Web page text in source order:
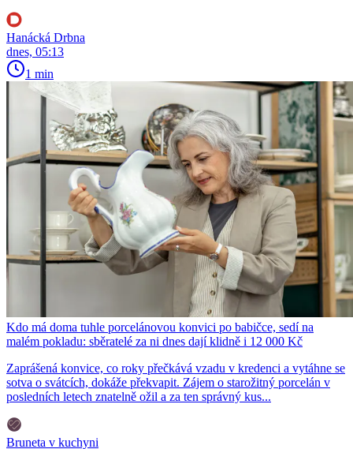
Hanácká Drbna
dnes, 05:13
1 min
Kdo má doma tuhle porcelánovou konvici po babičce, sedí na
malém pokladu: sběratelé za ni dnes dají klidně i 12 000 Kč
Zaprášená konvice, co roky přečkává vzadu v kredenci a vytáhne se
sotva o svátcích, dokáže překvapit. Zájem o starožitný porcelán v
posledních letech znatelně ožil a za ten správný kus...
Bruneta v kuchyni